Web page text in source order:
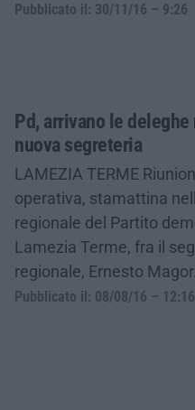
Pubblicato il: 30/11/16 – 9:26
Pd, arrivano le deleghe
nuova segreteria
LAMEZIA TERME
operativa, stamattina
regionale del Partito
Lamezia Terme, fra il
regionale, Ernesto
Pubblicato il: 08/08/16 – 12:16